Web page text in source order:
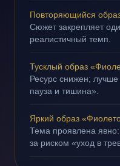
Повторяющийся
Сюжет закрепляет
реалистичный темп.
Тусклый образ
Ресурс снижен; лучше
пауза и тишина».
Яркий образ
Тема проявлена
за риском «уход в